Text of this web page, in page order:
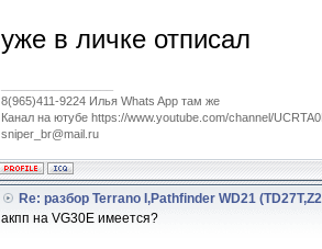
уже в личке отписал
8(965)411-9224 Илья Whats App там же
Канал на ютубе https://www.youtube.com/channel/
sniper_br@mail.ru
Re: разбор Terrano I,Pathfinder WD21
акпп на VG30E имеется?